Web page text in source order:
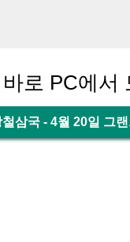
로 PC에서
철삼국 - 4월 20일 그